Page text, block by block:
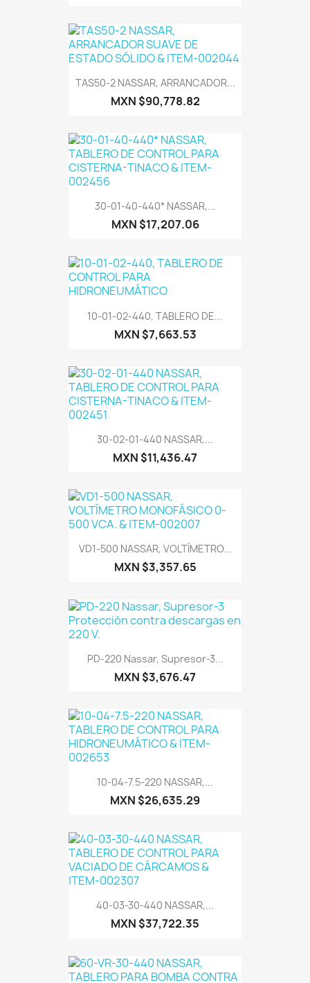
TAS50-2 NASSAR, ARRANCADOR...
MXN $90,778.82
30-01-40-440* NASSAR,...
MXN $17,207.06
10-01-02-440, TABLERO DE...
MXN $7,663.53
30-02-01-440 NASSAR,...
MXN $11,436.47
VD1-500 NASSAR, VOLTÍMETRO...
MXN $3,357.65
PD-220 Nassar, Supresor-3...
MXN $3,676.47
10-04-7.5-220 NASSAR,...
MXN $26,635.29
40-03-30-440 NASSAR,...
MXN $37,722.35